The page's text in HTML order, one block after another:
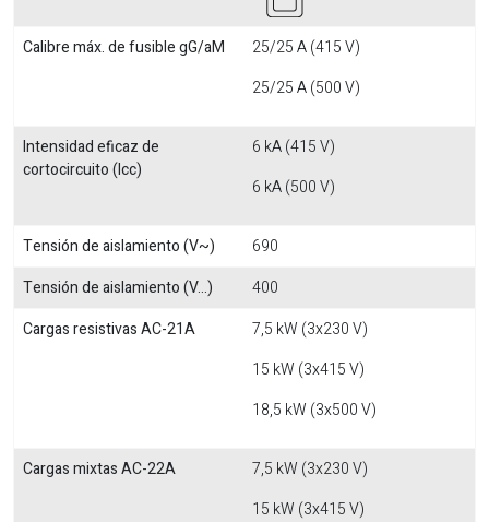
Calibre máx. de fusible gG/aM
25/25 A (415 V)
25/25 A (500 V)
Intensidad eficaz de
cortocircuito (Icc)
6 kA (415 V)
6 kA (500 V)
Tensión de aislamiento (V~)
690
Tensión de aislamiento (V...)
400
Cargas resistivas AC-21A
7,5 kW (3x230 V)
15 kW (3x415 V)
18,5 kW (3x500 V)
Cargas mixtas AC-22A
7,5 kW (3x230 V)
15 kW (3x415 V)